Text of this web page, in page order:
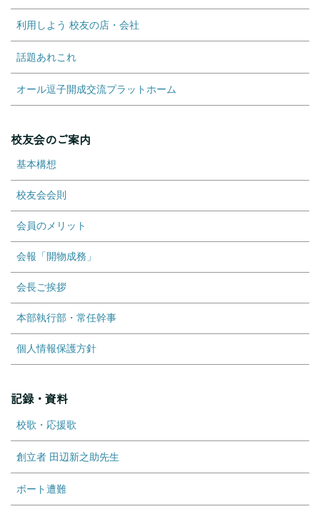
利用しよう 校友の店・会社
話題あれこれ
オール逗子開成交流プラットホーム
校友会のご案内
基本構想
校友会会則
会員のメリット
会報「開物成務」
会長ご挨拶
本部執行部・常任幹事
個人情報保護方針
記録・資料
校歌・応援歌
創立者 田辺新之助先生
ボート遭難